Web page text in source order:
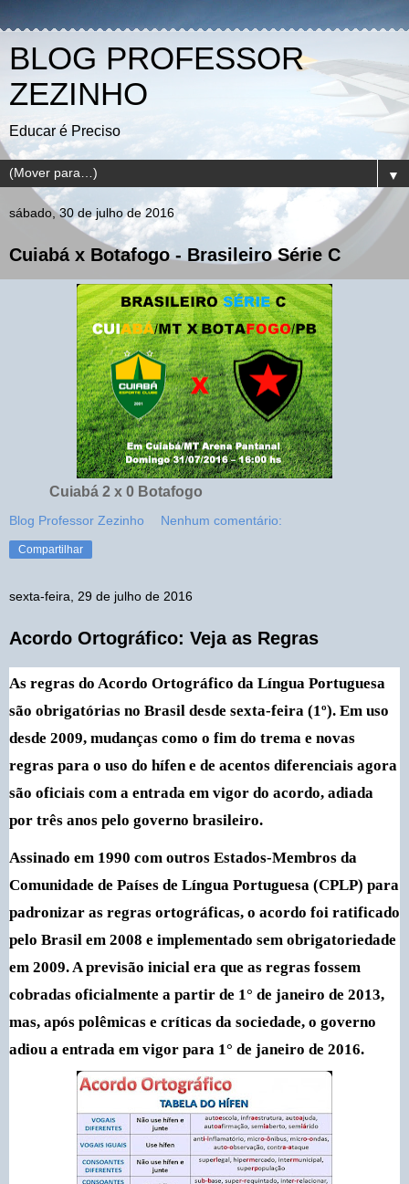
BLOG PROFESSOR
ZEZINHO
Educar é Preciso
▼
sábado, 30 de julho de 2016
Cuiabá x Botafogo - Brasileiro Série C
Cuiabá 2 x 0 Botafogo
Blog Professor Zezinho Nenhum comentário:
Compartilhar
sexta-feira, 29 de julho de 2016
Acordo Ortográfico: Veja as Regras
As regras do Acordo Ortográfico da Língua Portuguesa
são obrigatórias no Brasil desde sexta-feira (1º). Em uso
desde 2009, mudanças como o fim do trema e novas
regras para o uso do hífen e de acentos diferenciais agora
são oficiais com a entrada em vigor do acordo, adiada
por três anos pelo governo brasileiro.
Assinado em 1990 com outros Estados-Membros da
Comunidade de Países de Língua Portuguesa (CPLP) para
padronizar as regras ortográficas, o acordo foi ratificado
pelo Brasil em 2008 e implementado sem obrigatoriedade
em 2009. A previsão inicial era que as regras fossem
cobradas oficialmente a partir de 1° de janeiro de 2013,
mas, após polêmicas e críticas da sociedade, o governo
adiou a entrada em vigor para 1° de janeiro de 2016.